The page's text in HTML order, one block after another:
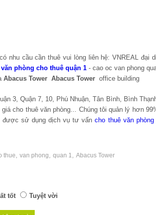
nhu cầu cần thuê vui lòng liên hệ: VNREAL đại
văn phòng cho thuê quận 1 - cao oc van phong
Abacus Tower Abacus Tower office building
3, Quận 7, 10, Phú Nhuận, Tân Bình, Bình
cho thuê văn phòng... Chúng tôi quản lý hơn
được sử dụng dịch vụ tư vấncho thuê văn phòng
thue van phong quan 1 Abacus Tower
tốt Tuyệt vời